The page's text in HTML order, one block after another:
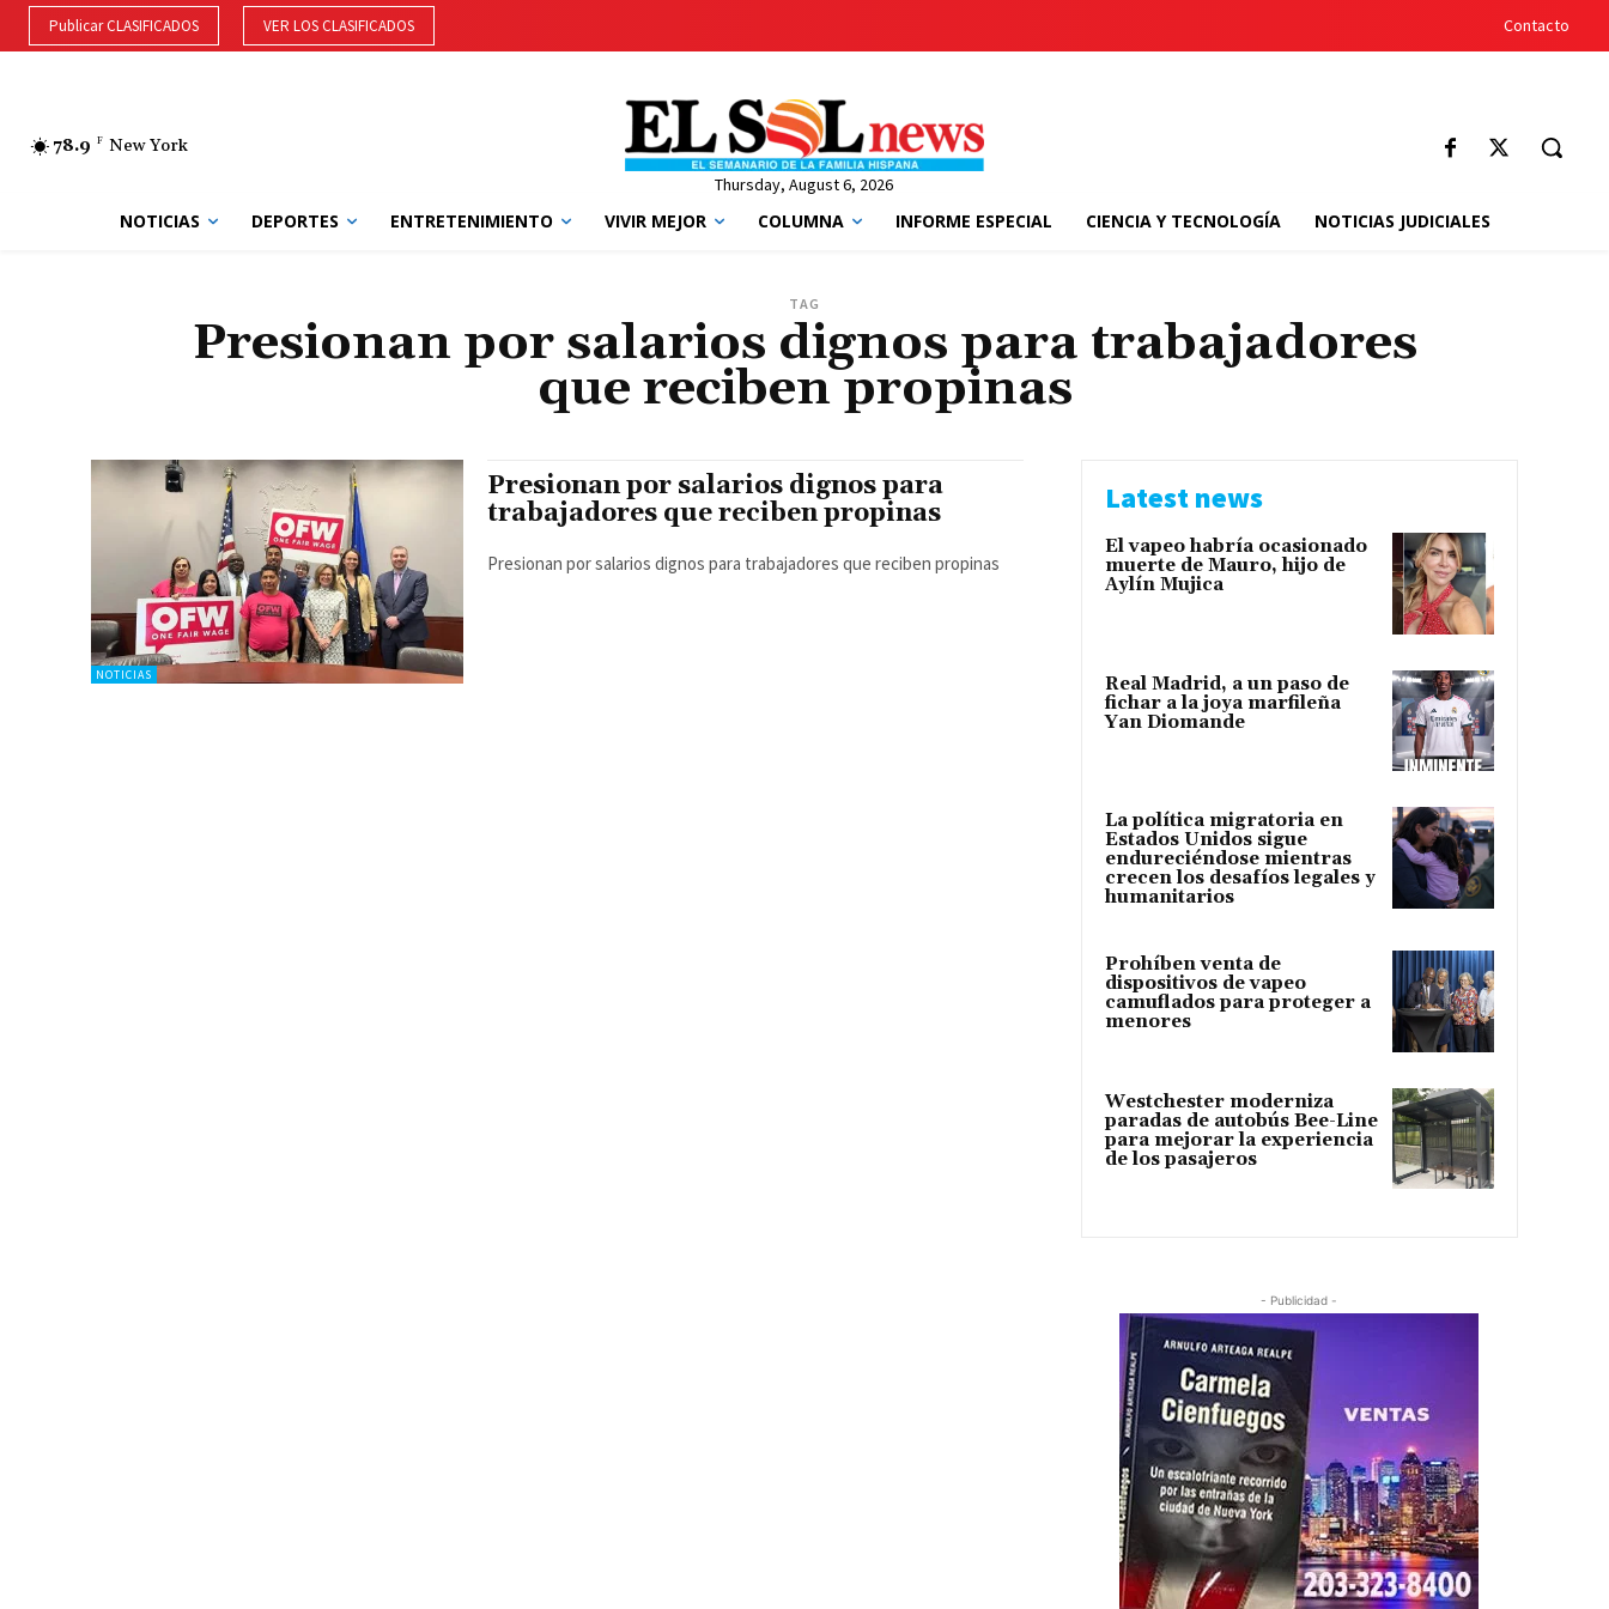
Publicar CLASIFICADOS VER LOS CLASIFICADOS Contacto
78.9 F New York
Thursday, August 6, 2026
NOTICIAS DEPORTES ENTRETENIMIENTO VIVIR MEJOR COLUMNA INFORME ESPECIAL CIENCIA Y TECNOLOGÍA NOTICIAS JUDICIALES
TAG
Presionan por salarios dignos para trabajadores
que reciben propinas
NOTICIAS
Presionan por salarios dignos para
trabajadores que reciben propinas
Presionan por salarios dignos para trabajadores que reciben propinas
Latest news
El vapeo habría ocasionado
muerte de Mauro, hijo de
Aylín Mujica
Real Madrid, a un paso de
fichar a la joya marfileña
Yan Diomande
La política migratoria en
Estados Unidos sigue
endureciéndose mientras
crecen los desafíos legales y
humanitarios
Prohíben venta de
dispositivos de vapeo
camuflados para proteger a
menores
Westchester moderniza
paradas de autobús Bee-Line
para mejorar la experiencia
de los pasajeros
- Publicidad -